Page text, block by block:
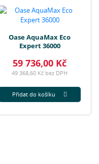
Oase AquaMax Eco
Expert 36000
59 736,00 Kč
49 368,60 Kč bez DPH
Přidat do košíku